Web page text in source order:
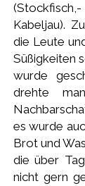
Kabeljau).
die Leute
Süßigkeiten
wurde
drehte
es wurde
Brot und
die über
nicht gern